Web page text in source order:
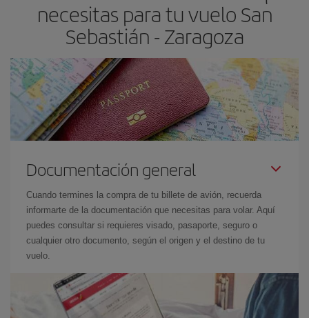
el precio más barato.
necesitas para tu vuelo San
Sebastián - Zaragoza
Documentación general
Cuando termines la compra de tu billete de avión, recuerda
informarte de la documentación que necesitas para volar. Aquí
puedes consultar si requieres visado, pasaporte, seguro o
cualquier otro documento, según el origen y el destino de tu
vuelo.